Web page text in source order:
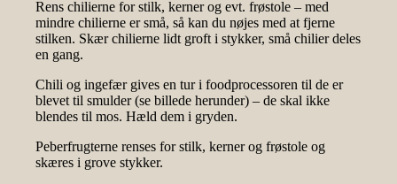
Rens chilierne for stilk, kerner og evt. frøstole – med
mindre chilierne er små, så kan du nøjes med at fjerne
stilken. Skær chilierne lidt groft i stykker, små chilier deles
en gang.
Chili og ingefær gives en tur i foodprocessoren til de er
blevet til smulder (se billede herunder) – de skal ikke
blendes til mos. Hæld dem i gryden.
Peberfrugterne renses for stilk, kerner og frøstole og
skæres i grove stykker.